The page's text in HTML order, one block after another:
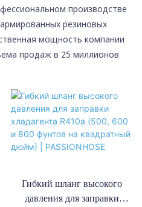
производстве
резиновых
мощность компании
продаж в 25 миллионов
Гибкий шланг высокого
давления для заправки